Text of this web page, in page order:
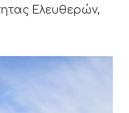
Ελευθερών,